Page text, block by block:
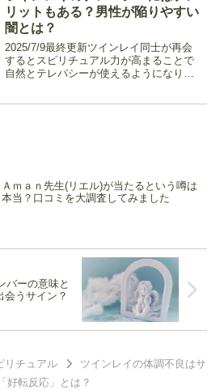
展しない。。。二...
リットもある？男性が陥りやすい
闇とは？
2025/7/9最終更新ツインレイ同士が再会
するとスピリチュアル力が高まることで
自然とテレパシーが使えるようになりま
Ａｍａｎ先生(リエル)が当たるという噂は
本当？口コミを大調査してみました
バーの意味と
会うサイン？
リチュアル
ツインレイの体調不良はサ
好転反応」とは？